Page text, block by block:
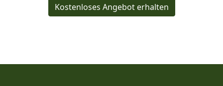
Kostenloses Angebot erhalten